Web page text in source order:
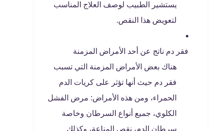
يستشير الطبيب لوصف العلاج المناسب
لتعويض هذا النقص.
فقر دم ناتج عن أحد الأمراض المزمنة
هناك بعض الأمراض المزمنة التي تسبب
فقر دم حيث أنها تؤثر على كريات الدم
الحمراء، ومن هذه الأمراض: مرض الفشل
الكلوي، جميع أنواع السرطان وخاصة
سرطان الدم، نقص المناعة، وكذلك